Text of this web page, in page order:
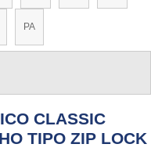
PA
CLASSIC
TIPO ZIP LOCK